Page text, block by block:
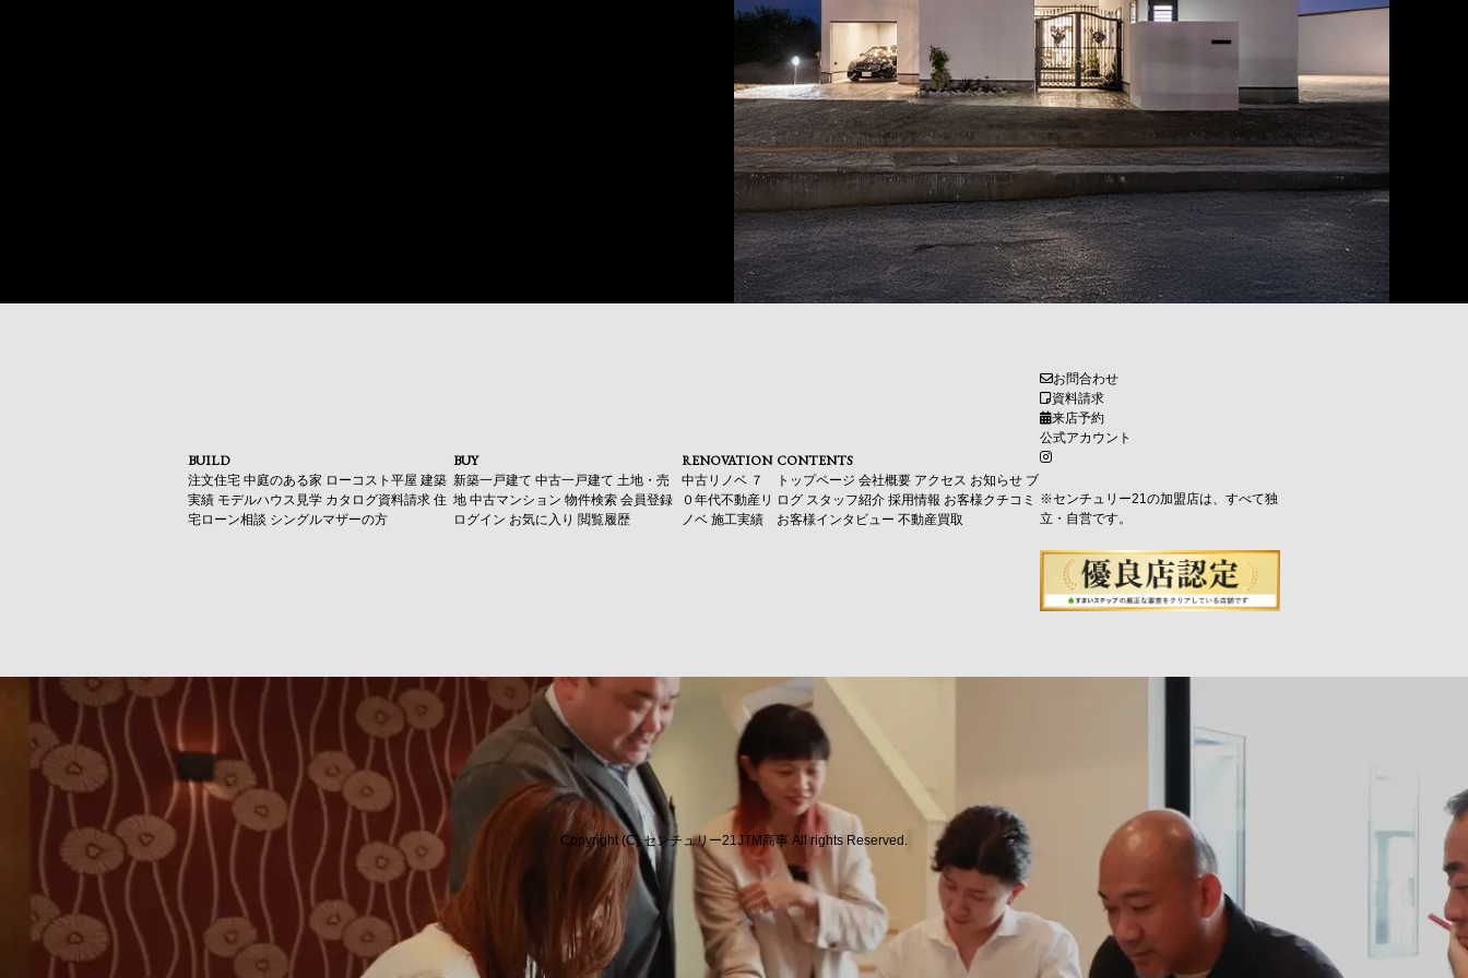
BUILD
注文住宅 中庭のある家 ローコスト平屋 建築
実績 モデルハウス見学 カタログ資料請求 住
宅ローン相談 シングルマザーの方
BUY
新築一戸建て 中古一戸建て 土地・売
地 中古マンション 物件検索 会員登録
ログイン お気に入り 閲覧履歴
RENOVATION
中古リノベ ７
０年代不動産リ
ノベ 施工実績
CONTENTS
トップページ 会社概要 アクセス お知らせ ブ
ログ スタッフ紹介 採用情報 お客様クチコミ
お客様インタビュー 不動産買取
お問合わせ
資料請求
来店予約
公式アカウント
※センチュリー21の加盟店は、すべて独
立・自営です。
Copyright (C) センチュリー21JTM商事 All rights Reserved.